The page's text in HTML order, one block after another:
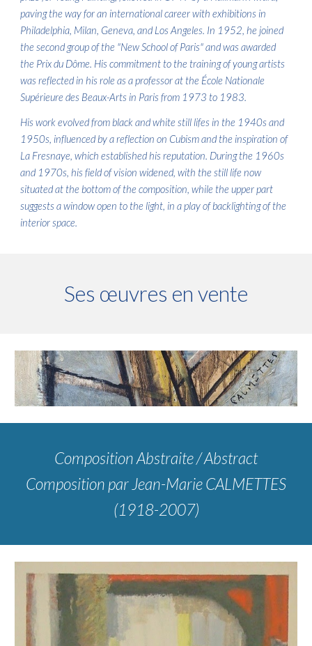
paving the way for an international career with exhibitions in
Philadelphia, Milan, Geneva, and Los Angeles. In 1952, he joined
the second group of the "New School of Paris" and was awarded
the Prix du Dôme. His commitment to the training of young artists
was reflected in his role as a professor at the École Nationale
Supérieure des Beaux-Arts in Paris from 1973 to 1983.
His work evolved from black and white still lifes in the 1940s and
1950s, influenced by a reflection on Cubism and the inspiration of
La Fresnaye, which established his reputation. During the 1960s
and 1970s, his field of vision widened, with the still life now
situated at the bottom of the composition, while the upper part
suggests a window open to the light, in a play of backlighting of the
interior space.
Ses œuvres en vente
Composition Abstraite / Abstract
Composition par Jean-Marie CALMETTES
(1918-2007)